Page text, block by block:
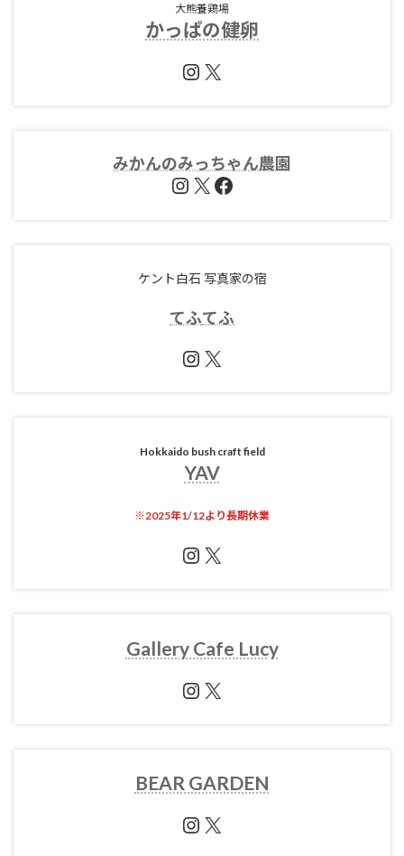
大熊養鶏場
かっぱの健卵
Instagram
X
みかんのみっちゃん農園
Instagram
X Facebook
ケント白石 写真家の宿
てふてふ
Instagram
X
Hokkaido bush craft field
YAV
※2025年1/12より長期休業
Instagram
X
Gallery Cafe Lucy
Instagram
X
BEAR GARDEN
Instagram
X